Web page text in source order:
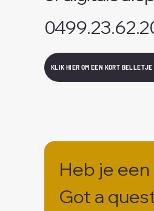
Heb je
Got a
KLIK HIER OM EEN KORT BELLETJE